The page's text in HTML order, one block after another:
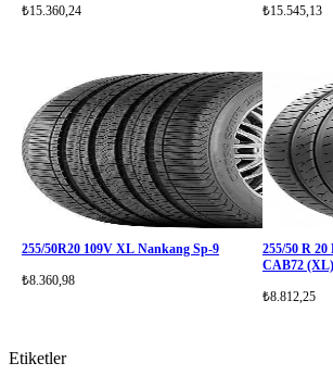
₺15.360,24 ₺15.545,13
255/50R20 109V XL Nankang Sp-9
₺8.360,98
255/50 R
CAB72 (XL)
₺8.812,25
Etiketler